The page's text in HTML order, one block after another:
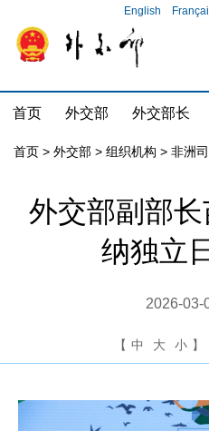
English
首页 外交部 外交部长
首页 > 外交部 > 组织机构 > 非洲司
外交部副部
纳独立
2026-03-
【 中 大 小 】